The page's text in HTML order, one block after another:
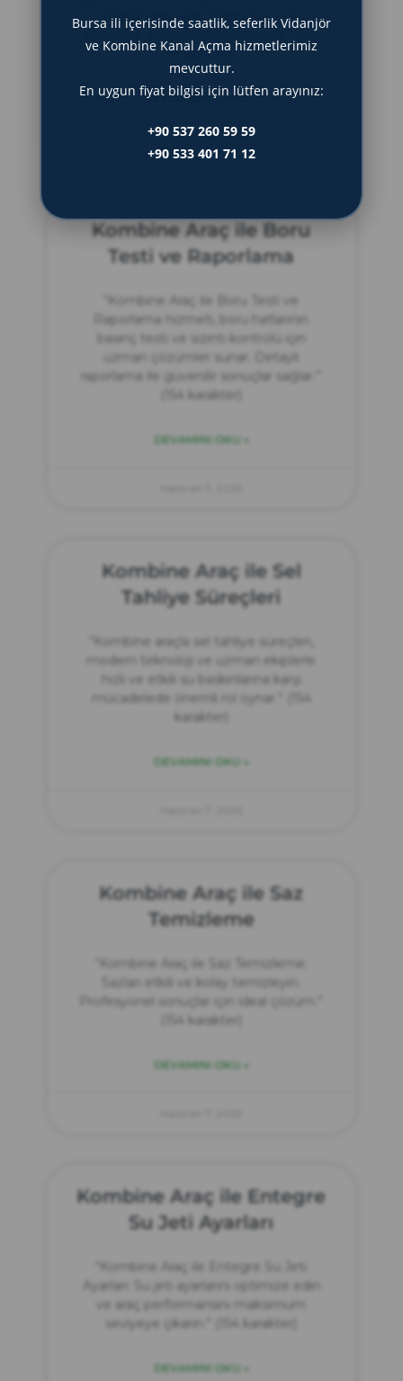
hybrid approach, balancing cost
efficiency and operational needs.” (154
characters)
DEVAMINI OKU »
Haziran 8, 2025
Kombine Araç ile Boru
Testi ve Raporlama
“Kombine Araç ile Boru Testi ve
Raporlama hizmeti, boru hatlarının
basınç testi ve sızıntı kontrolü için
uzman çözümler sunar. Detaylı
raporlama ile güvenilir sonuçlar sağlar.”
(154 karakter)
DEVAMINI OKU »
Kombine Araç ile Sel
Tahliye Süreçleri
“Kombine araçla sel tahliye süreçleri,
modern teknoloji ve uzman ekiplerle
hızlı ve etkili su baskınlarına karşı
mücadelede önemli rol oynar.” (154
karakter)
DEVAMINI OKU »
Kombine Araç ile Saz
Temizleme
“Kombine Araç ile Saz Temizleme:
Sazları etkili ve kolay temizleyin.
Profesyonel sonuçlar için ideal çözüm.”
(154 karakter)
DEVAMINI OKU »
Kombine Araç ile Entegre
Su Jeti Ayarları
“Kombine Araç ile Entegre Su Jeti
Ayarları: Su jeti ayarlarını optimize edin
ve araç performansını maksimum
seviyeye çıkarın.” (154 karakter)
DEVAMINI OKU »
Bursa ili içerisinde saatlik, seferlik Vidanjör
ve Kombine Kanal Açma hizmetlerimiz
mevcuttur.
En uygun fiyat bilgisi için lütfen arayınız:
+90 537 260 59 59
+90 533 401 71 12